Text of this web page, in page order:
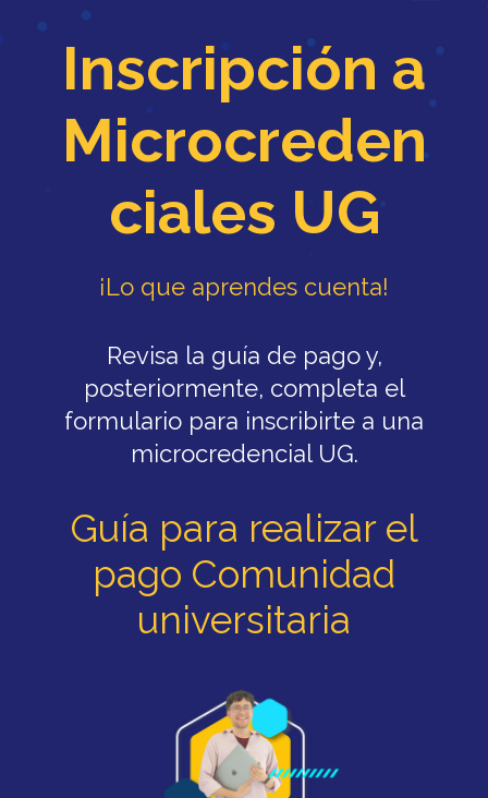
Inscripción a
Microcreden
ciales UG
¡Lo que aprendes cuenta!
Revisa la guía de pago y,
posteriormente, completa el
formulario para inscribirte a una
microcredencial UG.
Guía para realizar el
pago Comunidad
universitaria